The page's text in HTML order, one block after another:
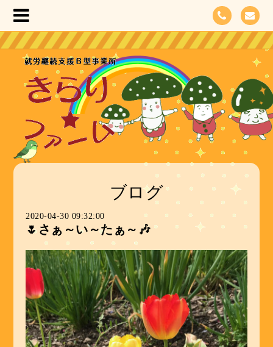
ブログ
2020-04-30 09:32:00
🌷さぁ～い～たぁ～🎶